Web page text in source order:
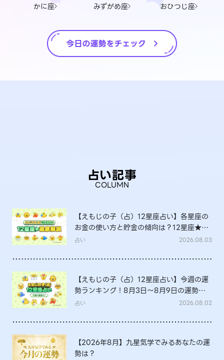
かに座 みずがめ座 おひつじ座
占い記事
COLUMN
【えもじの子（占）12星座占い】各星座の
お金の使い方と貯金の傾向は？12星座★徹
底解説
占い 2026.08.03
【えもじの子（占）12星座占い】今週の運
勢ランキング！8月3日～8月9日の運勢
は？
占い 2026.08.02
【2026年8月】九星気学でみるあなたの運
勢は？